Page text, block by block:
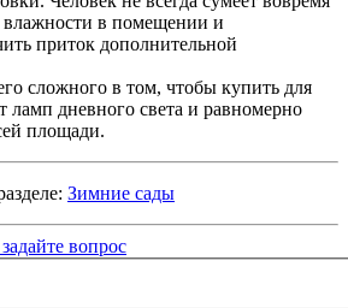
влажности в помещении и
приток дополнительной
сложного в том, чтобы купить для
ламп дневного света и равномерно
площади.
Зимние сады
вопрос